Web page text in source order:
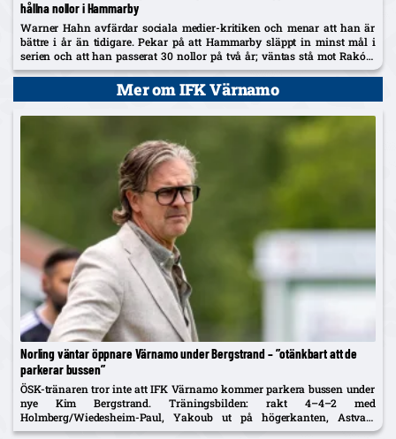
hållna nollor i Hammarby
Warner Hahn avfärdar sociala medier-kritiken och menar att han är
bättre i år än tidigare. Pekar på att Hammarby släppt in minst mål i
serien och att han passerat 30 nollor på två år; väntas stå mot Raków
på torsdag.
Mer om IFK Värnamo
Norling väntar öppnare Värnamo under Bergstrand – ”otänkbart att de
parkerar bussen”
ÖSK-tränaren tror inte att IFK Värnamo kommer parkera bussen under
nye Kim Bergstrand. Träningsbilden: rakt 4–4–2 med
Holmberg/Wiedesheim-Paul, Yakoub ut på högerkanten, Astvald
ersätter avstängde Stenberg – McCue med i matchtruppen.